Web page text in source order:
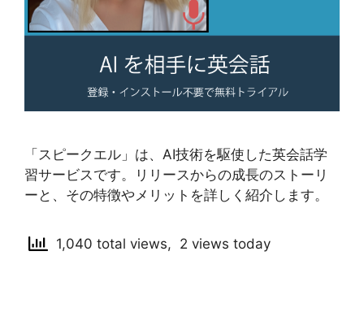
「スピークエル」は、AI技術を駆使した英会話学
習サービスです。リリースからの成長のストーリ
ーと、その特徴やメリットを詳しく紹介します。
1,040 total views, 2 views today